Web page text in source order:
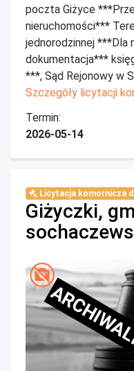
poczta Giżyce
nieruchomości***
jednorodzinnej ***Dla
dokumentacja***
***, Sąd Rejonowy w
Szczegóły licytacji
Termin:
2026-05-14
Licytacja komornicza
Giżyczki,